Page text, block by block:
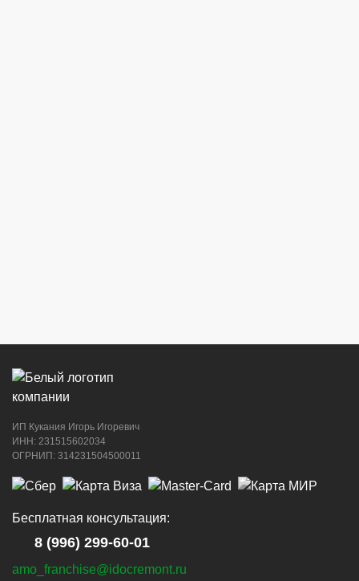
ИП Кукания Игорь Игоревич
ИНН: 231515602034
ОГРНИП: 314231504500011
Бесплатная консультация:
8 (996) 299-60-01
amo_franchise@idocremont.ru